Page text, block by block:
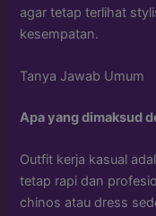
agar tetap terlihat
kesempatan.
Tanya Jawab Umum
Apa yang dimaksud
Outfit kerja kasual
tetap rapi dan
chinos atau dress